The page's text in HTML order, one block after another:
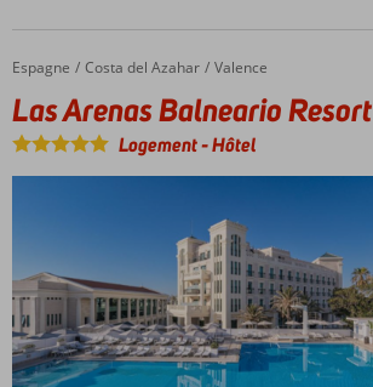
Accueil
Espagne Costa del Azahar Valence
Las Arenas Balneario Resort
Las Arenas Balneario Resort
Logement-Hôtel